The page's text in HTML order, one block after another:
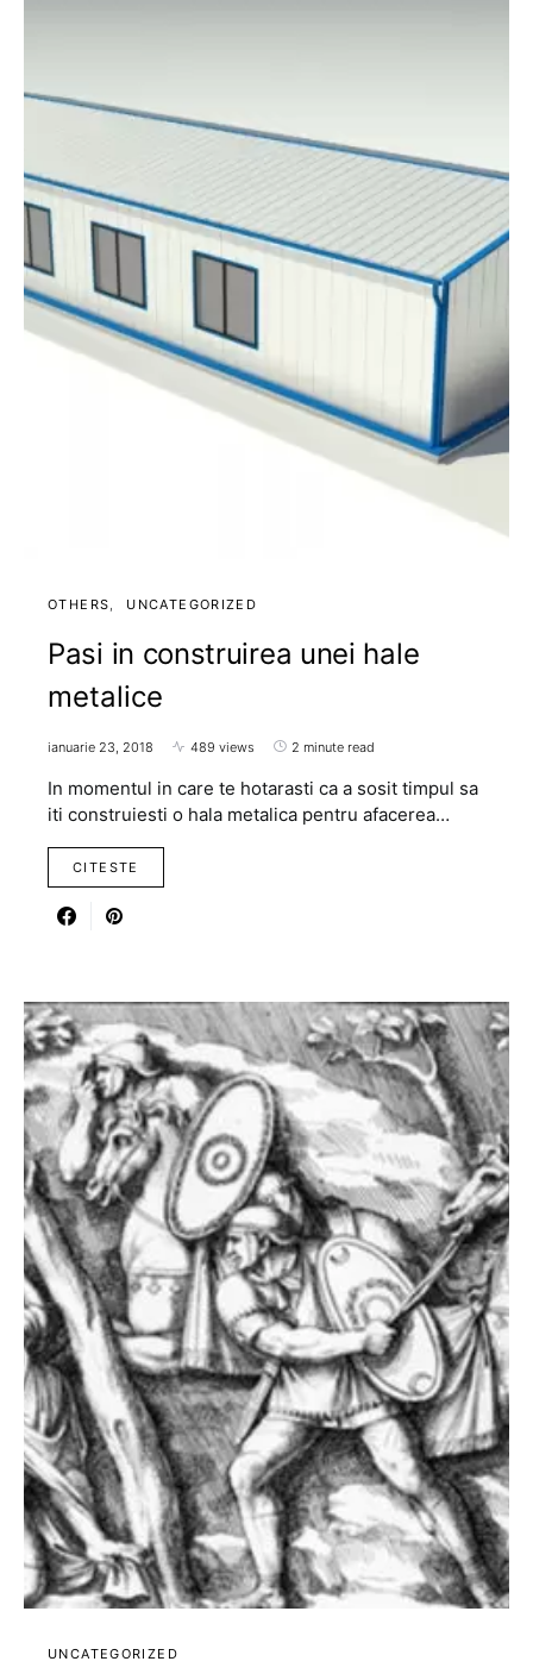
OTHERS UNCATEGORIZED
Pasi in construirea unei hale
metalice
ianuarie 23, 2018 489 views 2 minute read
In momentul in care te hotarasti ca a sosit timpul sa
iti construiesti o hala metalica pentru afacerea…
CITESTE
UNCATEGORIZED